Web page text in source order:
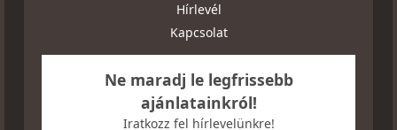
Hírlevél
Kapcsolat
Ne maradj le legfrissebb
ajánlatainkról!
Iratkozz fel hírlevelünkre!